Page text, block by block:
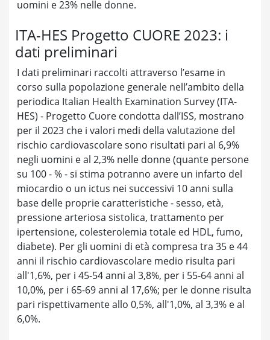
uomini e 23% nelle donne.
ITA-HES Progetto CUORE 2023: i
dati preliminari
I dati preliminari raccolti attraverso l’esame in
corso sulla popolazione generale nell’ambito della
periodica Italian Health Examination Survey (ITA-
HES) - Progetto Cuore condotta dall’ISS, mostrano
per il 2023 che i valori medi della valutazione del
rischio cardiovascolare sono risultati pari al 6,9%
negli uomini e al 2,3% nelle donne (quante persone
su 100 - % - si stima potranno avere un infarto del
miocardio o un ictus nei successivi 10 anni sulla
base delle proprie caratteristiche - sesso, età,
pressione arteriosa sistolica, trattamento per
ipertensione, colesterolemia totale ed HDL, fumo,
diabete). Per gli uomini di età compresa tra 35 e 44
anni il rischio cardiovascolare medio risulta pari
all'1,6%, per i 45-54 anni al 3,8%, per i 55-64 anni al
10,0%, per i 65-69 anni al 17,6%; per le donne risulta
pari rispettivamente allo 0,5%, all'1,0%, al 3,3% e al
6,0%.